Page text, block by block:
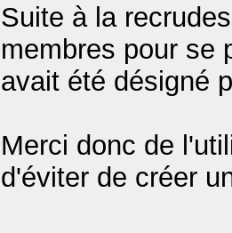
Suite à la
membres pour se
avait été désigné
Merci donc de
d'éviter de créer